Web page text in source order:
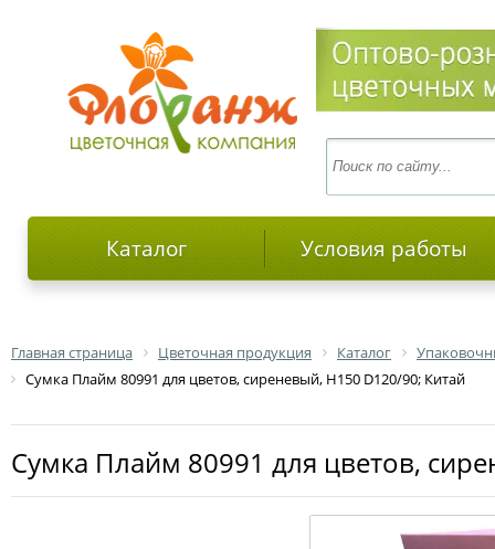
Каталог Условия работы
Главная страница Цветочная продукция Каталог
Сумка Плайм 80991 для цветов, сиреневый, H150 D120/90; Китай
Сумка Плайм 80991 для цветов,